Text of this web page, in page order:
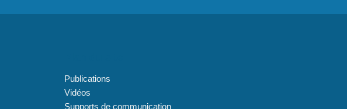
Publications
Vidéos
Supports de communication